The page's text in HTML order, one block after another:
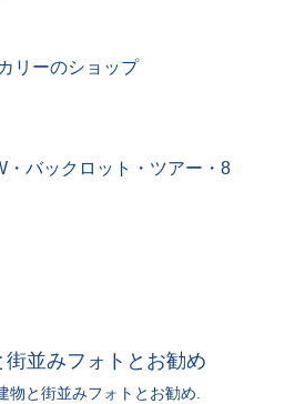
リーのショップ
・バックロット・ツアー・8
街並みフォトとお勧め
物と街並みフォトとお勧め.